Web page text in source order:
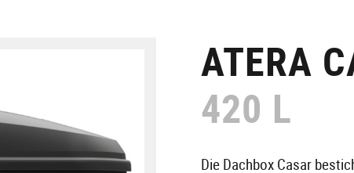
ATERA
420 L
Die Dachbox Casar